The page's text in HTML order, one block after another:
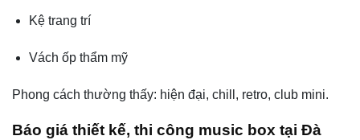
Kệ trang trí
Vách ốp thẩm mỹ
Phong cách thường thấy: hiện đại, chill, retro, club mini.
Báo giá thiết kế, thi công music box tại Đà